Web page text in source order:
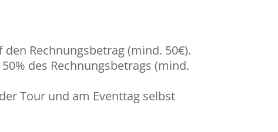
Rechnungsbetrag (mind. 50€).
des Rechnungsbetrags (mind.
Tour und am Eventtag selbst